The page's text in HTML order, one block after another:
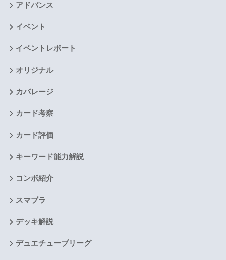
アドバンス
イベント
イベントレポート
オリジナル
カバレージ
カード考察
カード評価
キーワード能力解説
コンボ紹介
スマブラ
デッキ解説
デュエチューブリーグ